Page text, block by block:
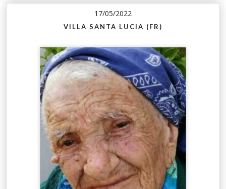
17/05/2022
VILLA SANTA LUCIA (FR)